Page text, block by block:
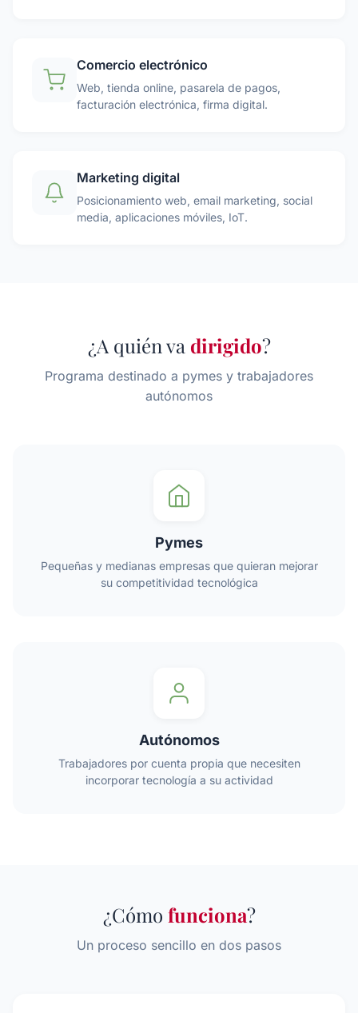
Comercio electrónico
Web, tienda online, pasarela de pagos,
facturación electrónica, firma digital.
Marketing digital
Posicionamiento web, email marketing, social
media, aplicaciones móviles, IoT.
¿A quién va dirigido?
Programa destinado a pymes y trabajadores
autónomos
Pymes
Pequeñas y medianas empresas que quieran mejorar
su competitividad tecnológica
Autónomos
Trabajadores por cuenta propia que necesiten
incorporar tecnología a su actividad
¿Cómo funciona?
Un proceso sencillo en dos pasos